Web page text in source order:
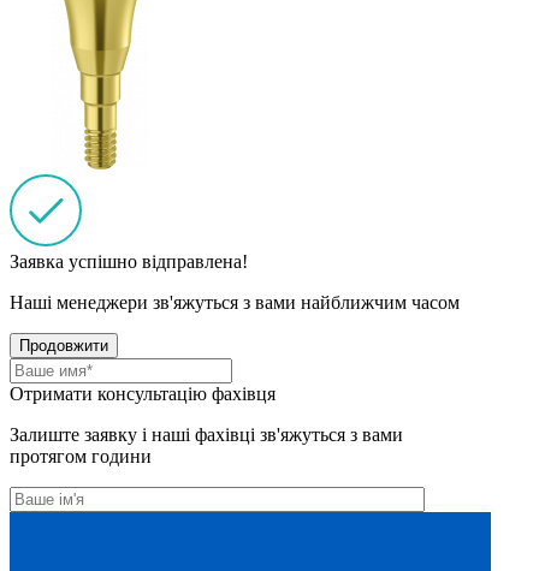
Заявка успішно відправлена!
Наші менеджери зв'яжуться з вами найближчим часом
Продовжити
Отримати консультацію фахівця
Залиште заявку і наші фахівці зв'яжуться з вами
протягом години